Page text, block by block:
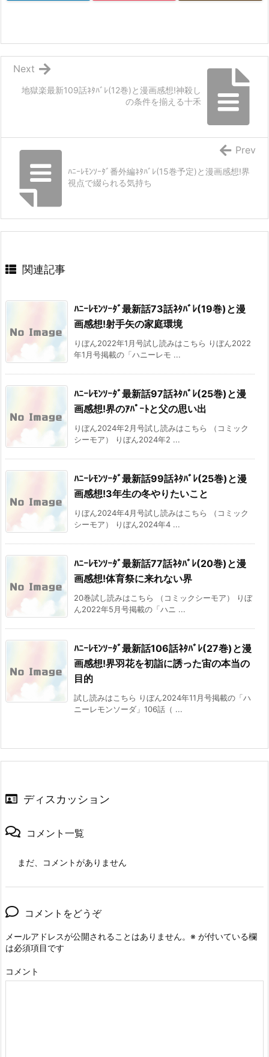
地獄楽最新109話ﾈﾀﾊﾞﾚ(12巻)と漫画感想!神殺し
の条件を揃える十禾
Next
ﾊﾆｰﾚﾓﾝｿｰﾀﾞ番外編ﾈﾀﾊﾞﾚ(15巻予定)と漫画感想!界
視点で綴られる気持ち
Prev
関連記事
ﾊﾆｰﾚﾓﾝｿｰﾀﾞ最新話73話ﾈﾀﾊﾞﾚ(19巻)と漫
画感想!射手矢の家庭環境
りぼん2022年1月号試し読みはこちら りぼん2022
年1月号掲載の「ハニーレモ ...
ﾊﾆｰﾚﾓﾝｿｰﾀﾞ最新話97話ﾈﾀﾊﾞﾚ(25巻)と漫
画感想!界のｱﾊﾟｰﾄと父の思い出
りぼん2024年2月号試し読みはこちら （コミック
シーモア） りぼん2024年2 ...
ﾊﾆｰﾚﾓﾝｿｰﾀﾞ最新話99話ﾈﾀﾊﾞﾚ(25巻)と漫
画感想!3年生の冬やりたいこと
りぼん2024年4月号試し読みはこちら （コミック
シーモア） りぼん2024年4 ...
ﾊﾆｰﾚﾓﾝｿｰﾀﾞ最新話77話ﾈﾀﾊﾞﾚ(20巻)と漫
画感想!体育祭に来れない界
20巻試し読みはこちら （コミックシーモア） りぼ
ん2022年5月号掲載の「ハニ ...
ﾊﾆｰﾚﾓﾝｿｰﾀﾞ最新話106話ﾈﾀﾊﾞﾚ(27巻)と漫
画感想!界羽花を初詣に誘った宙の本当の
目的
試し読みはこちら りぼん2024年11月号掲載の「ハ
ニーレモンソーダ」106話（ ...
ディスカッション
コメント一覧
まだ、コメントがありません
コメントをどうぞ
メールアドレスが公開されることはありません。 ※ が付いている欄
は必須項目です
コメント